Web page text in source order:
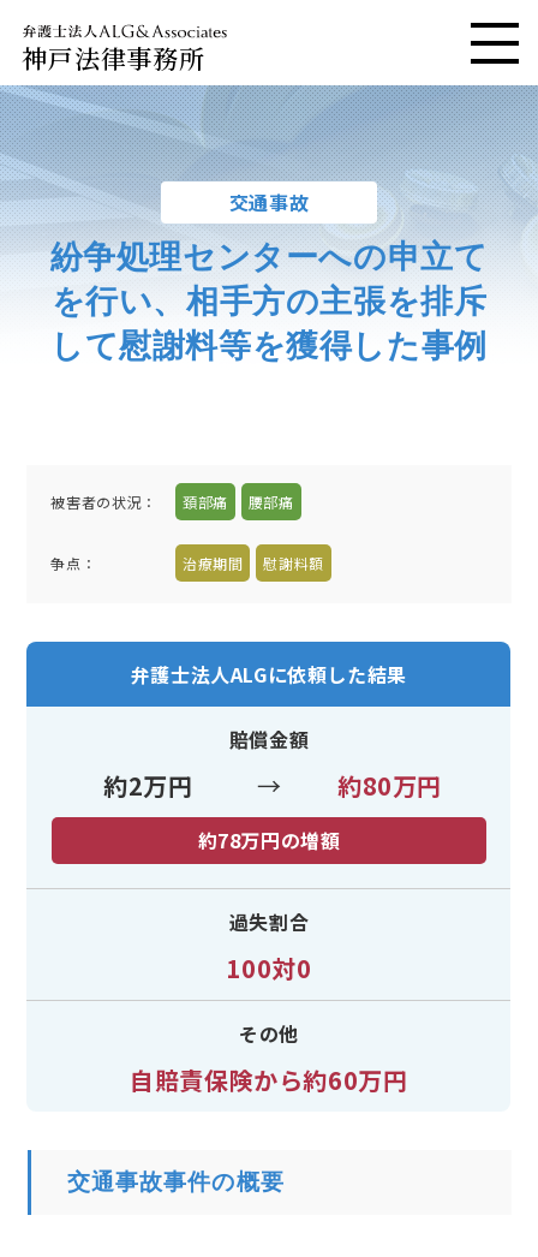
神戸法律事務所
交通事故
紛争処理センターへの申立て
を行い、相手方の主張を排斥
して慰謝料等を獲得した事例
被害者の状況： 頚部痛 腰部痛
争点： 治療期間 慰謝料額
弁護士法人ALGに依頼した結果
賠償金額
約2万円 → 約80万円
約78万円の増額
過失割合
100対0
その他
自賠責保険から約60万円
交通事故事件の概要